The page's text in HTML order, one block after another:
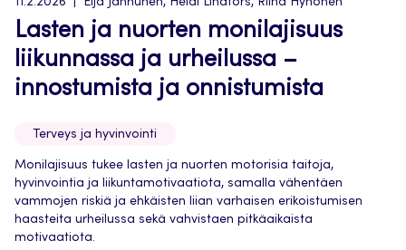
Lasten ja nuorten monilajisuus
liikunnassa ja urheilussa –
innostumista ja onnistumista
Terveys ja hyvinvointi
Monilajisuus tukee lasten ja nuorten motorisia taitoja,
hyvinvointia ja liikuntamotivaatiota, samalla vähentäen
vammojen riskiä ja ehkäisten liian varhaisen erikoistumisen
haasteita urheilussa sekä vahvistaen pitkäaikaista
motivaatiota.